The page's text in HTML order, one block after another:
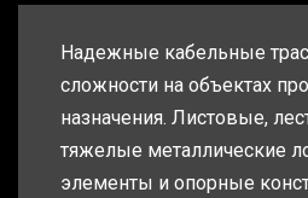
Надежные кабельные
сложности на объектах
назначения. Листовые,
тяжелые металлические
элементы и опорные